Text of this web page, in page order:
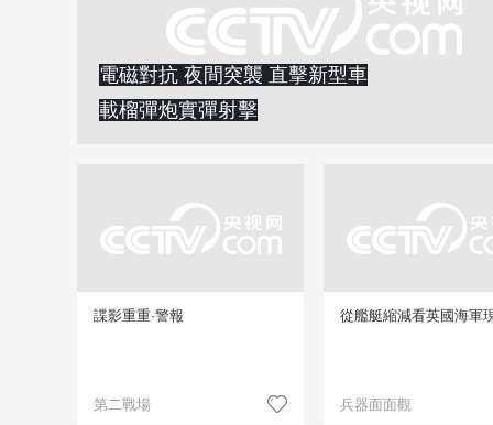
電磁對抗 夜間突襲 直擊新型車
載榴彈炮實彈射擊
諜影重重·警報
第二戰場
從艦艇縮減看英國海軍
兵器面面觀